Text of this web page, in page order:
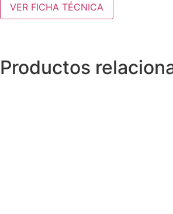
VER FICHA TÉCNICA
Productos